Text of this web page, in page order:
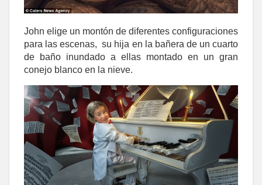
John elige un montón de diferentes configuraciones
para las escenas, su hija en la bañera de un cuarto
de baño inundado a ellas montado en un gran
conejo blanco en la nieve.